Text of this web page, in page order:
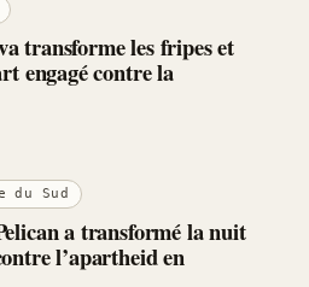
transforme les fripes et
engagé contre la
du Sud
a transformé la nuit
l’apartheid en